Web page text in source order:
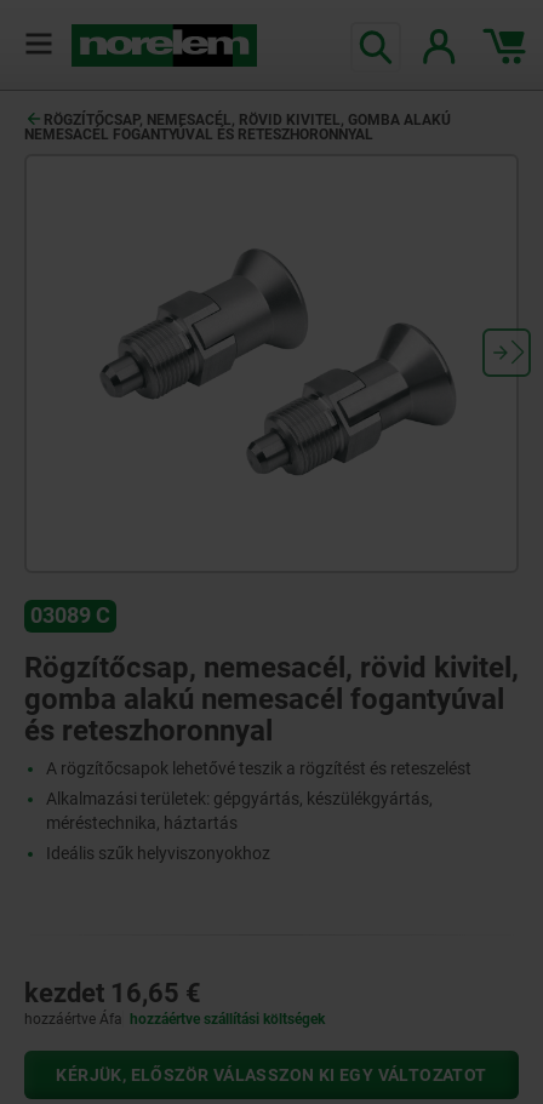
RÖGZÍTŐCSAP, NEMESACÉL, RÖVID KIVITEL, GOMBA ALAKÚ
NEMESACÉL FOGANTYÚVAL ÉS RETESZHORONNYAL
03089 C
Rögzítőcsap, nemesacél, rövid kivitel,
gomba alakú nemesacél fogantyúval
és reteszhoronnyal
A rögzítőcsapok lehetővé teszik a rögzítést és reteszelést
Alkalmazási területek: gépgyártás, készülékgyártás,
méréstechnika, háztartás
Ideális szűk helyviszonyokhoz
kezdet 16,65 €
hozzáértve Áfa hozzáértve szállítási költségek
KÉRJÜK, ELŐSZÖR VÁLASSZON KI EGY VÁLTOZATOT